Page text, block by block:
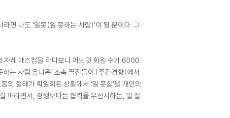
면 나도 ‘일못(일 못하는 사람)’이 될 뿐이다. 그
차례 매스컴을 타다보니 어느덧 회원 수가 6000
하는 사람 유니온’ 소속 필진들이 [주간경향]에서
의 형태가 획일화된 상황에서 ‘일 못함’을 개인의
바라면서, 경쟁보다는 협력을 우선시하는, 일 잘